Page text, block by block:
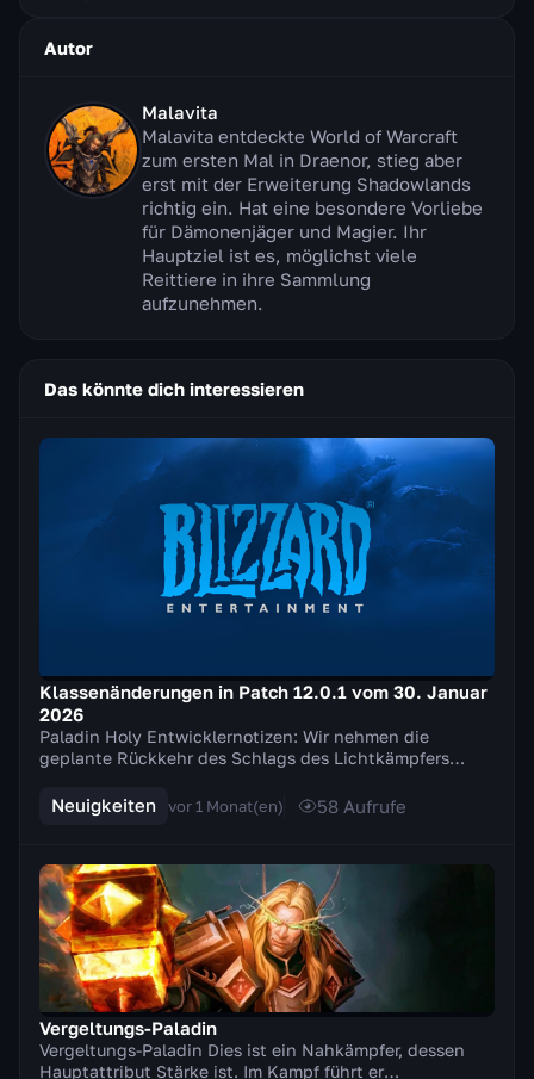
Autor
Malavita
Malavita entdeckte World of Warcraft
zum ersten Mal in Draenor, stieg aber
erst mit der Erweiterung Shadowlands
richtig ein. Hat eine besondere Vorliebe
für Dämonenjäger und Magier. Ihr
Hauptziel ist es, möglichst viele
Reittiere in ihre Sammlung
aufzunehmen.
Das könnte dich interessieren
Klassenänderungen in Patch 12.0.1 vom 30. Januar
2026
Paladin Holy Entwicklernotizen: Wir nehmen die
geplante Rückkehr des Schlags des Lichtkämpfers
an de...
Neuigkeiten vor 1 Monat(en) 58 Aufrufe
Vergeltungs-Paladin
Vergeltungs-Paladin Dies ist ein Nahkämpfer, dessen
Hauptattribut Stärke ist. Im Kampf führt er